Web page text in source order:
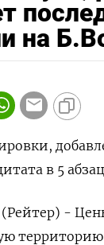
на
в 5
-
территорию